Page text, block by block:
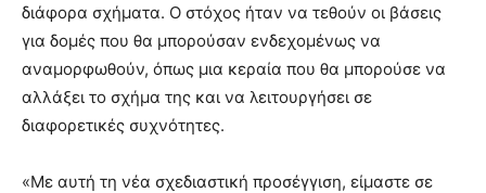
διάφορα σχήματα. Ο στόχος ήταν να τεθούν οι βάσεις
για δομές που θα μπορούσαν ενδεχομένως να
αναμορφωθούν, όπως μια κεραία που θα μπορούσε να
αλλάξει το σχήμα της και να λειτουργήσει σε
διαφορετικές συχνότητες.
«Με αυτή τη νέα σχεδιαστική προσέγγιση, είμαστε σε